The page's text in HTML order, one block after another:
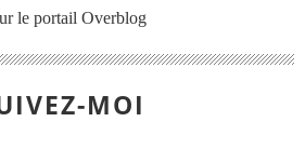
le portail Overblog
MOI